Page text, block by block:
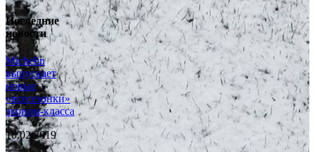
Последние
новости
Michelin
выпускает
новые
«всесезонки»
эконом-класса
10.02.2019